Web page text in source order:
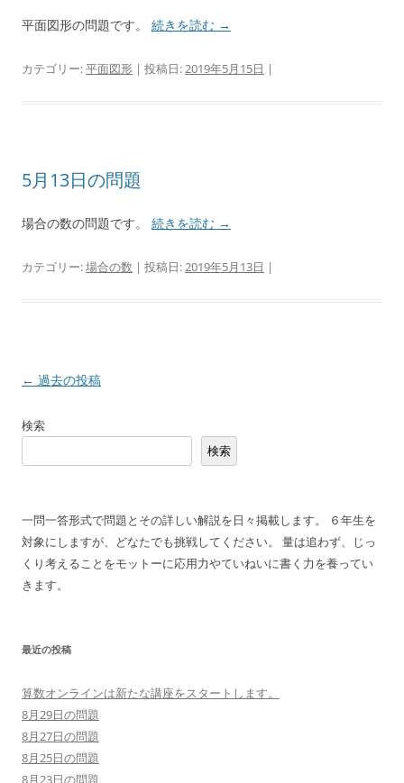
平面図形の問題です。 続きを読む →
カテゴリー:平面図形 | 投稿日:2019年5月15日 |
5月13日の問題
場合の数の問題です。 続きを読む →
カテゴリー:場合の数 | 投稿日:2019年5月13日 |
投
ナ
ョ
ン
← 過去の投稿
検索
検索
一問一答形式で問題とその詳しい解説を日々掲載します。 ６年生を
対象にしますが、どなたでも挑戦してください。 量は追わず、じっ
くり考えることをモットーに応用力やていねいに書く力を養ってい
きます。
最近の投稿
算数オンラインは新たな講座をスタートします。
8月29日の問題
8月27日の問題
8月25日の問題